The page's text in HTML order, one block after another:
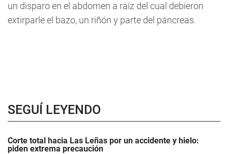
un disparo en el abdomen a raíz del cual debieron
extirparle el bazo, un riñón y parte del páncreas.
SEGUÍ LEYENDO
Corte total hacia Las Leñas por un accidente y hielo:
piden extrema precaución